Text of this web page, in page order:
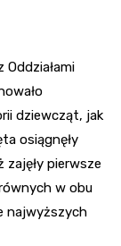
Oddziałami
dziewcząt, jak
osiągnęły
pierwsze
w obu
najwyższych